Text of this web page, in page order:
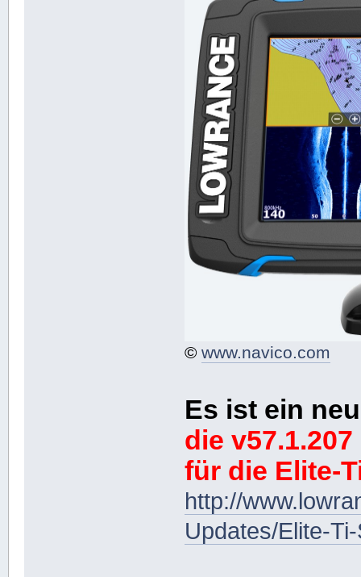
©www.navico.com
Es ist ein
die v57.1.207
für die Elite-
http://
Updates/Elite-